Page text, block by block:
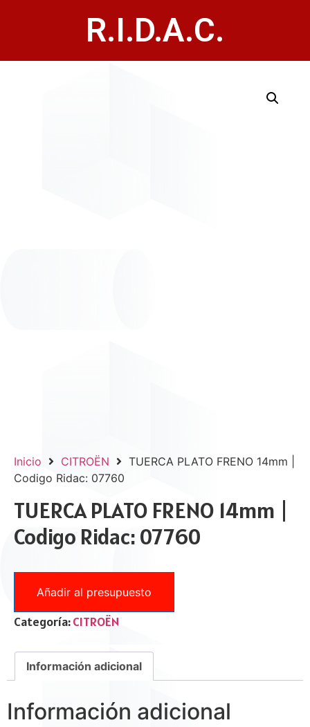
R.I.D.A.C.
Inicio CITROËN
TUERCA PLATO FRENO 14mm |
Codigo Ridac: 07760
TUERCA PLATO FRENO 14mm |
Codigo Ridac: 07760
Añadir al presupuesto
Categoría:CITROËN
Información adicional
Información adicional